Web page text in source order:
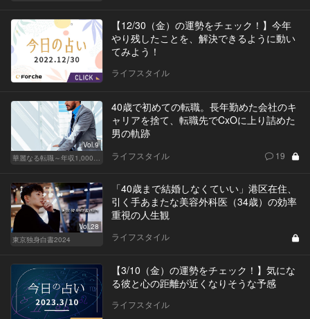
【12/30（金）の運勢をチェック！】今年
やり残したことを、解決できるように動い
てみよう！
ライフスタイル
Vol.9
40歳で初めての転職。長年勤めた会社のキ
ャリアを捨て、転職先でCxOに上り詰めた
男の軌跡
ライフスタイル 19
Vol.28
東京独身白書2024
「40歳まで結婚しなくていい」港区在住、
引く手あまたな美容外科医（34歳）の効率
重視の人生観
ライフスタイル
【3/10（金）の運勢をチェック！】気にな
る彼と心の距離が近くなりそうな予感
ライフスタイル